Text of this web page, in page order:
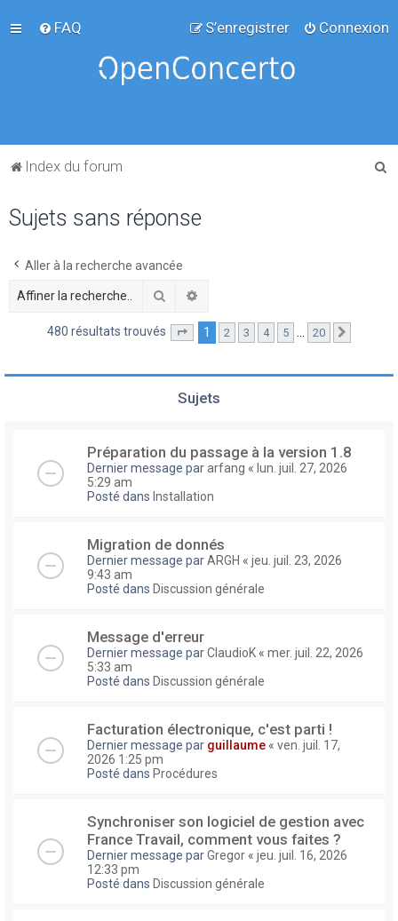
FAQ Connexion
S’enregistrer
Index du forum
Sujets sans réponse
Aller à la recherche avancée
Rechercher
480 résultats trouvés Page sur20
1 2 3 4 5 … 20
Sujets
Préparation du passage à la version 1.8
Dernier message pararfang « lun. juil. 27, 2026
5:29 am
Posté dans Installation
Migration de donnés
Dernier message parARGH « jeu. juil. 23, 2026
9:43 am
Posté dans Discussion générale
Message d'erreur
Dernier message parClaudioK « mer. juil. 22, 2026
5:33 am
Posté dans Discussion générale
Facturation électronique, c'est parti !
Dernier message par guillaume « ven. juil. 17,
2026 1:25 pm
Posté dans Procédures
Synchroniser son logiciel de gestion avec
France Travail, comment vous faites ?
Dernier message parGregor « jeu. juil. 16, 2026
12:33 pm
Posté dans Discussion générale